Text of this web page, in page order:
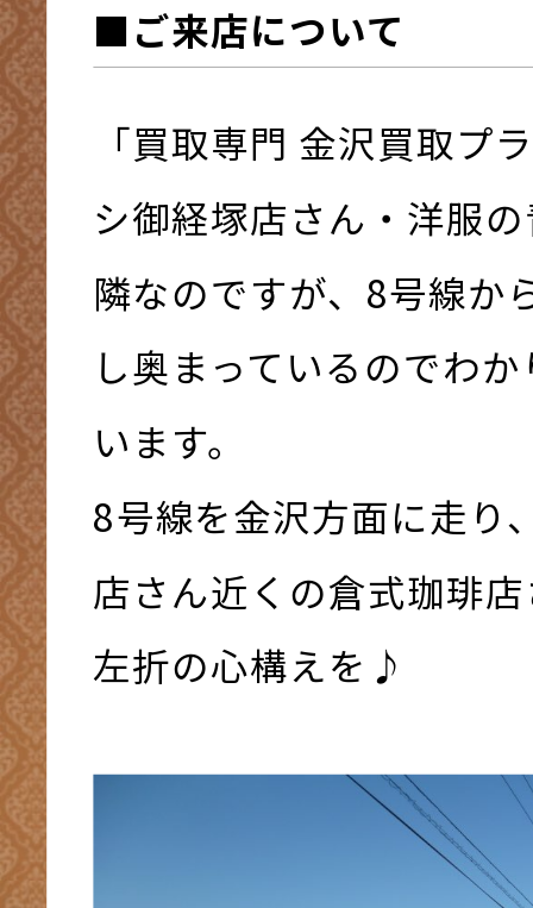
■ご来店について
「買取専門 金沢買取プ
シ御経塚店さん・洋服
隣なのですが、8号線か
し奥まっているのでわ
います。
8号線を金沢方面に走り
店さん近くの倉式珈琲
左折の心構えを♪